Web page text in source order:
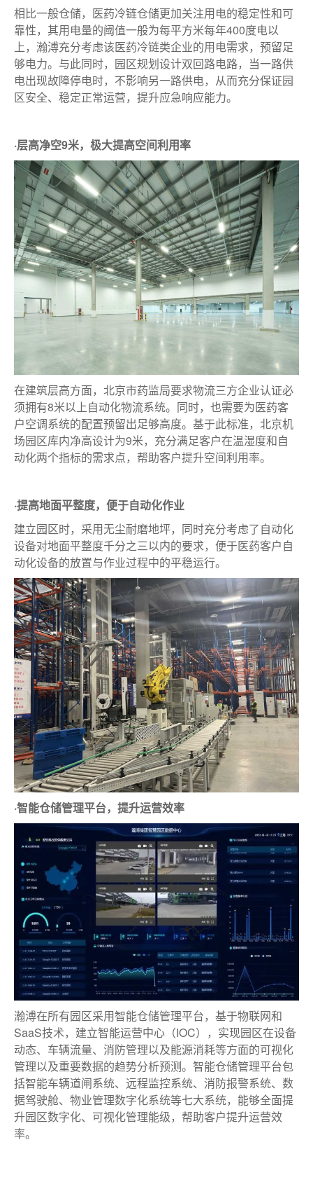
相比一般仓储，医药冷链仓储更加关注用电的稳定性和可
靠性，其用电量的阈值一般为每平方米每年400度电以
上，瀚溥充分考虑该医药冷链类企业的用电需求，预留足
够电力。与此同时，园区规划设计双回路电路，当一路供
电出现故障停电时，不影响另一路供电，从而充分保证园
区安全、稳定正常运营，提升应急响应能力。
·层高净空9米，极大提高空间利用率
在建筑层高方面，北京市药监局要求物流三方企业认证必
须拥有8米以上自动化物流系统。同时，也需要为医药客
户空调系统的配置预留出足够高度。基于此标准，北京机
场园区库内净高设计为9米，充分满足客户在温湿度和自
动化两个指标的需求点，帮助客户提升空间利用率。
·提高地面平整度，便于自动化作业
建立园区时，采用无尘耐磨地坪，同时充分考虑了自动化
设备对地面平整度千分之三以内的要求，便于医药客户自
动化设备的放置与作业过程中的平稳运行。
·智能仓储管理平台，提升运营效率
瀚溥在所有园区采用智能仓储管理平台，基于物联网和
SaaS技术，建立智能运营中心（IOC），实现园区在设备
动态、车辆流量、消防管理以及能源消耗等方面的可视化
管理以及重要数据的趋势分析预测。智能仓储管理平台包
括智能车辆道闸系统、远程监控系统、消防报警系统、数
据驾驶舱、物业管理数字化系统等七大系统，能够全面提
升园区数字化、可视化管理能级，帮助客户提升运营效
率。